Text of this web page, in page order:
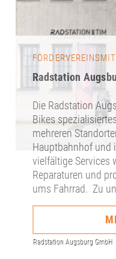
Radstation
Die Radstation
Bikes
mehreren
Hauptbahnhof und
vielfältige Services
Reparaturen und
ums Fahrrad. Zu